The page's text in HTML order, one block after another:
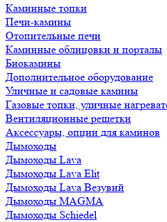
Каминные топки
Печи-камины
Отопительные печи
Каминные облицовки и порталы
Биокамины
Дополнительное оборудование
Уличные и садовые камины
Газовые топки, уличные
Вентиляционные решетки
Аксессуары, опции для каминов
Дымоходы
Дымоходы Lava
Дымоходы Lava Elit
Дымоходы Lava Везувий
Дымоходы MAGMA
Дымоходы Schiedel